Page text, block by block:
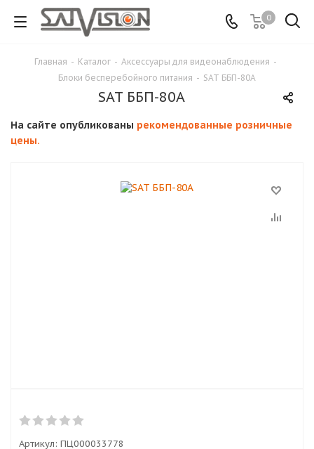
0
Главная - Каталог - Аксессуары для видеонаблюдения -
Блоки бесперебойного питания - SAT ББП-80А
SAT ББП-80А
На сайте опубликованы рекомендованные розничные
цены.
Артикул: ПЦ000033778